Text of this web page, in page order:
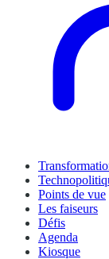
Points de vue
Les faiseurs
Défis
Agenda
Kiosque